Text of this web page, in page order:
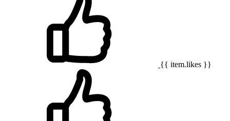
{{ item.likes }}